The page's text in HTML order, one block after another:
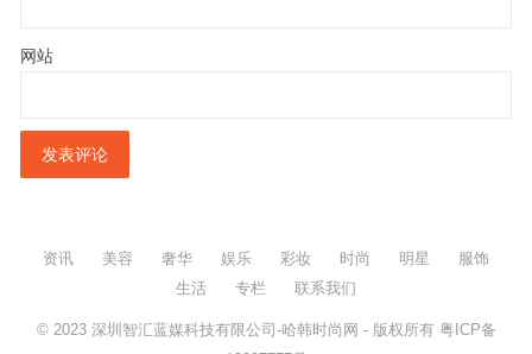
网站
资讯 美容 奢华 娱乐 彩妆 时尚 明星
服饰
生活
专栏 联系我们
© 2023 深圳智汇蓝媒科技有限公司-哈韩时尚网 - 版权所有 粤ICP备